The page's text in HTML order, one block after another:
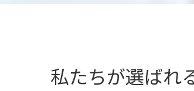
私たちが選ばれ